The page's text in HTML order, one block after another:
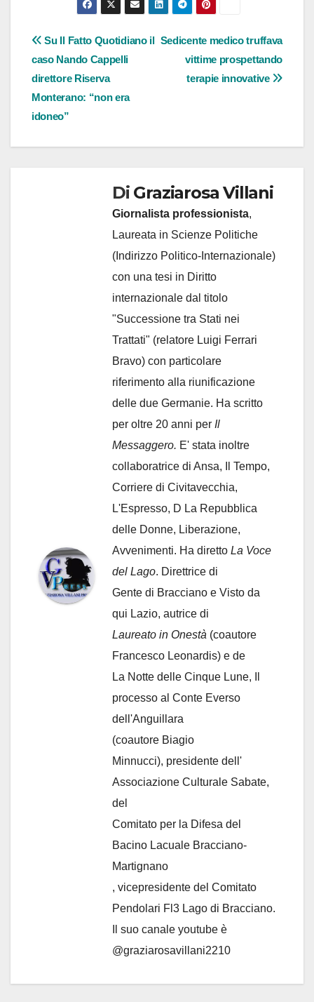
Navigazione
articoli
Sedicente medico truffava
vittime prospettando
terapie innovative
Su Il Fatto Quotidiano il
caso Nando Cappelli
direttore Riserva
Monterano: “non era
idoneo”
Di Graziarosa Villani
Giornalista professionista,
Laureata in Scienze Politiche
(Indirizzo Politico-Internazionale)
con una tesi in Diritto
internazionale dal titolo
"Successione tra Stati nei
Trattati" (relatore Luigi Ferrari
Bravo) con particolare
riferimento alla riunificazione
delle due Germanie. Ha scritto
per oltre 20 anni per Il
Messaggero. E' stata inoltre
collaboratrice di Ansa, Il Tempo,
Corriere di Civitavecchia,
L'Espresso, D La Repubblica
delle Donne, Liberazione,
Avvenimenti. Ha diretto La Voce
del Lago. Direttrice di
Gente di Bracciano e Visto da
qui Lazio, autrice di
Laureato in Onestà (coautore
Francesco Leonardis) e de
La Notte delle Cinque Lune, Il
processo al Conte Everso
dell'Anguillara
(coautore Biagio
Minnucci), presidente dell'
Associazione Culturale Sabate,
del
Comitato per la Difesa del
Bacino Lacuale Bracciano-
Martignano
, vicepresidente del Comitato
Pendolari Fl3 Lago di Bracciano.
Il suo canale youtube è
@graziarosavillani2210